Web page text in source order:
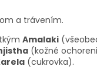
a trávením.
Amalaki
(kožné
(cukrovka).